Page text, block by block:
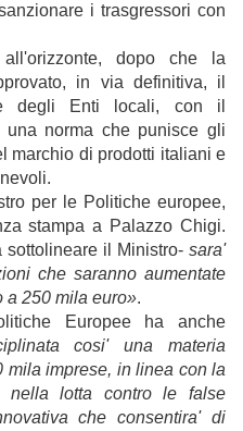
i trasgressori con
dopo che la
in via definitiva, il
degli Enti locali, con il
norma che punisce gli
marchio di prodotti italiani e
per le Politiche europee,
stampa a Palazzo Chigi.
il Ministro- sara'
che saranno aumentate
a 250 mila euro».
Europee ha anche
cosi' una materia
mila imprese, in linea con la
nella lotta contro le false
che consentira' di